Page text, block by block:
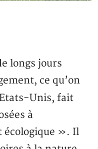
longs jours
ce qu’on
Unis, fait
à
écologique ». Il